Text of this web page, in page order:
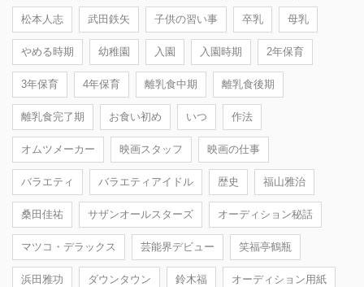
松本人志 武田鉄矢 子供の習い事 卒乳 母乳
やめる時期 幼稚園 入園 入園時期 2年保育
3年保育 4年保育 離乳食中期 離乳食後期
離乳食完了期 お食い初め いつ 作法
オムツメーカー 映画スタッフ 映画の仕事
バラエティ バラエティアイドル 歴史 福山雅治
桑田佳祐 サザンオールスターズ オーディション秘話
マツコ・デラックス 芸能界デビュー 笑福亭鶴瓶
浜田雅功 ダウンタウン 鈴木福 オーディション用紙